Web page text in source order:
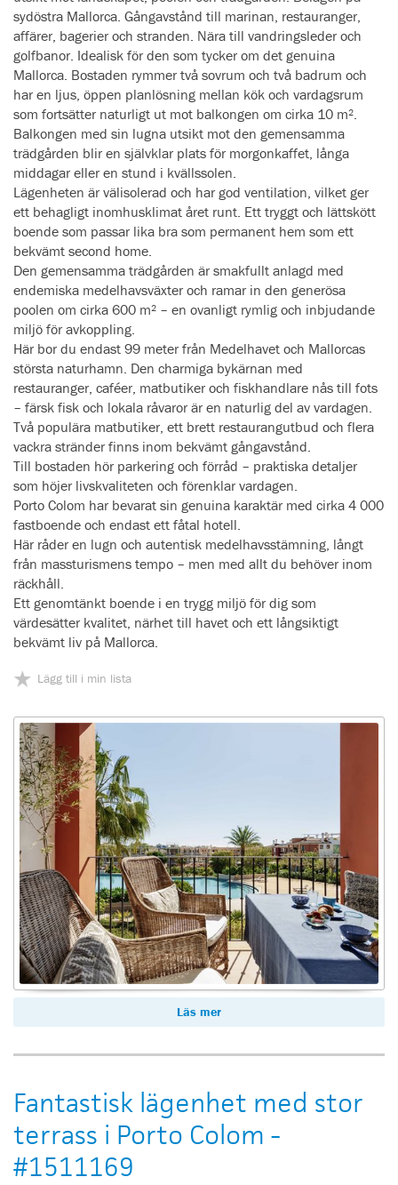
sydöstra Mallorca. Gångavstånd till marinan, restauranger,
affärer, bagerier och stranden. Nära till vandringsleder och
golfbanor. Idealisk för den som tycker om det genuina
Mallorca. Bostaden rymmer två sovrum och två badrum och
har en ljus, öppen planlösning mellan kök och vardagsrum
som fortsätter naturligt ut mot balkongen om cirka 10 m².
Balkongen med sin lugna utsikt mot den gemensamma
trädgården blir en självklar plats för morgonkaffet, långa
middagar eller en stund i kvällssolen.
Lägenheten är välisolerad och har god ventilation, vilket ger
ett behagligt inomhusklimat året runt. Ett tryggt och lättskött
boende som passar lika bra som permanent hem som ett
bekvämt second home.
Den gemensamma trädgården är smakfullt anlagd med
endemiska medelhavsväxter och ramar in den generösa
poolen om cirka 600 m² – en ovanligt rymlig och inbjudande
miljö för avkoppling.
Här bor du endast 99 meter från Medelhavet och Mallorcas
största naturhamn. Den charmiga bykärnan med
restauranger, caféer, matbutiker och fiskhandlare nås till fots
– färsk fisk och lokala råvaror är en naturlig del av vardagen.
Två populära matbutiker, ett brett restaurangutbud och flera
vackra stränder finns inom bekvämt gångavstånd.
Till bostaden hör parkering och förråd – praktiska detaljer
som höjer livskvaliteten och förenklar vardagen.
Porto Colom har bevarat sin genuina karaktär med cirka 4 000
fastboende och endast ett fåtal hotell.
Här råder en lugn och autentisk medelhavsstämning, långt
från massturismens tempo – men med allt du behöver inom
räckhåll.
Ett genomtänkt boende i en trygg miljö för dig som
värdesätter kvalitet, närhet till havet och ett långsiktigt
bekvämt liv på Mallorca.
Lägg till i min lista
Läs mer
Fantastisk lägenhet med stor
terrass i Porto Colom -
#1511169